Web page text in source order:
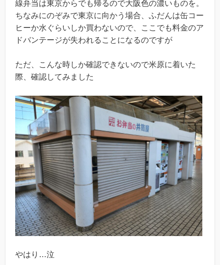
線弁当は東京からでも帰るので大阪色の濃いものを。
ちなみにのぞみで東京に向かう場合、ふだんは缶コー
ヒーか水ぐらいしか買わないので、ここでも料金のア
ドバンテージが失われることになるのですが
ただ、こんな時しか確認できないので米原に着いた
際、確認してみました
やはり…泣